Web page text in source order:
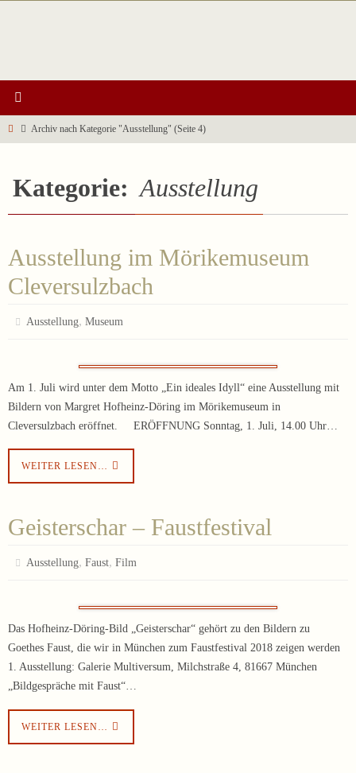
StartArchiv nach Kategorie "Ausstellung" (Seite 4)
Kategorie: Ausstellung
Ausstellung im Mörikemuseum
Cleversulzbach
Ausstellung,Museum
Am 1. Juli wird unter dem Motto „Ein ideales Idyll“ eine Ausstellung mit
Bildern von Margret Hofheinz-Döring im Mörikemuseum in
Cleversulzbach eröffnet. ERÖFFNUNG Sonntag, 1. Juli, 14.00 Uhr…
WEITER LESEN…
Geisterschar – Faustfestival
Ausstellung,Faust,Film
Das Hofheinz-Döring-Bild „Geisterschar“ gehört zu den Bildern zu
Goethes Faust, die wir in München zum Faustfestival 2018 zeigen werden
1. Ausstellung: Galerie Multiversum, Milchstraße 4, 81667 München
„Bildgespräche mit Faust“…
WEITER LESEN…